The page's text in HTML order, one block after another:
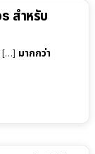
สำหรับ
[…] มากกว่า